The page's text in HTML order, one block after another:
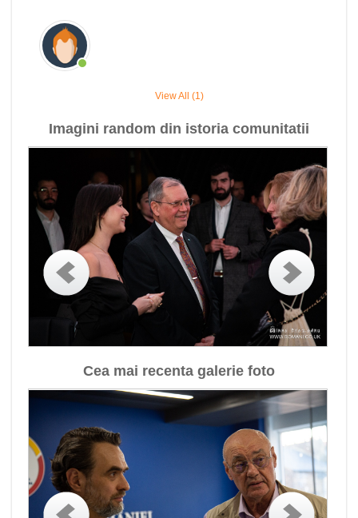
View All (1)
Imagini random din istoria comunitatii
Cea mai recenta galerie foto